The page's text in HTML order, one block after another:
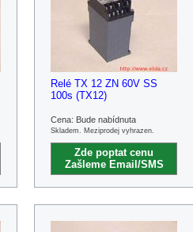
Relé TX 12 ZN 60V SS
100s (TX12)
Cena: Bude nabídnuta
Skladem. Meziprodej vyhrazen.
Zde poptat cenu
Zašleme Email/SMS